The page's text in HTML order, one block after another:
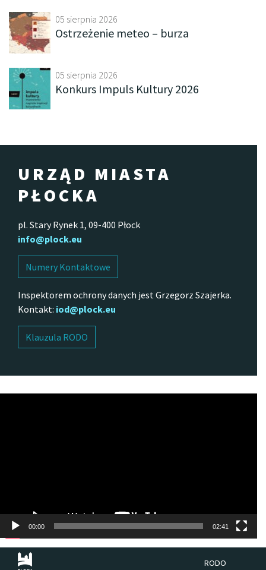
05 sierpnia 2026
Ostrzeżenie meteo – burza
05 sierpnia 2026
Konkurs Impuls Kultury 2026
URZĄD MIASTA
PŁOCKA
pl. Stary Rynek 1, 09-400 Płock
info@plock.eu
Numery Kontaktowe
Inspektorem ochrony danych jest Grzegorz Szajerka.
Kontakt: iod@plock.eu
Klauzula RODO
00:00 02:41
RODO